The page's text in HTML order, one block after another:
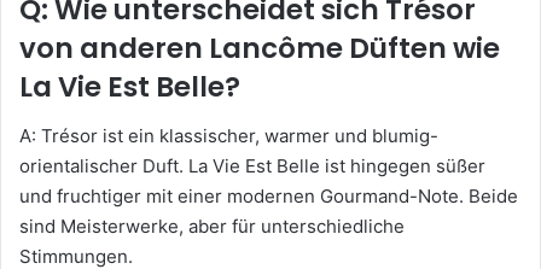
Q: Wie unterscheidet sich Trésor
von anderen Lancôme Düften wie
La Vie Est Belle?
A: Trésor ist ein klassischer, warmer und blumig-
orientalischer Duft. La Vie Est Belle ist hingegen süßer
und fruchtiger mit einer modernen Gourmand-Note. Beide
sind Meisterwerke, aber für unterschiedliche
Stimmungen.